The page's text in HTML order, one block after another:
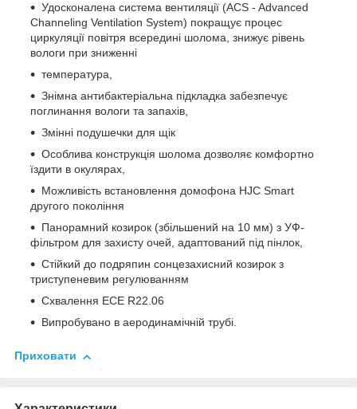
Удосконалена система вентиляції (ACS - Advanced
Channeling Ventilation System) покращує процес
циркуляції повітря всередині шолома, знижує рівень
вологи при зниженні
температура,
Знімна антибактеріальна підкладка забезпечує
поглинання вологи та запахів,
Змінні подушечки для щік
Особлива конструкція шолома дозволяє комфортно
їздити в окулярах,
Можливість встановлення домофона HJC Smart
другого покоління
Панорамний козирок (збільшений на 10 мм) з УФ-
фільтром для захисту очей, адаптований під пінлок,
Стійкий до подряпин сонцезахисний козирок з
триступеневим регулюванням
Схвалення ECE R22.06
Випробувано в аеродинамічній трубі.
Приховати